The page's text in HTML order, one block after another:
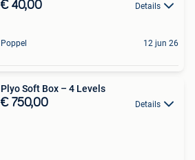
€ 40,00 Details
Poppel 12 jun 26
Plyo Soft Box – 4 Levels
€ 750,00 Details